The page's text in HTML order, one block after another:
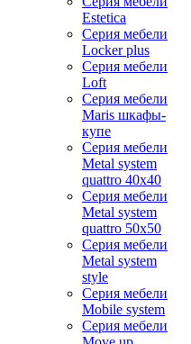
Estetica
Серия мебели
Locker plus
Серия мебели
Loft
Серия мебели
Maris шкафы-
купе
Серия мебели
Metal system
quattro 40x40
Серия мебели
Metal system
quattro 50x50
Серия мебели
Metal system
style
Серия мебели
Mobile system
Серия мебели